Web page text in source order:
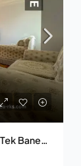
Banese Me Qira – Lagjja Dardania, Tek Banesat E Profesorëve